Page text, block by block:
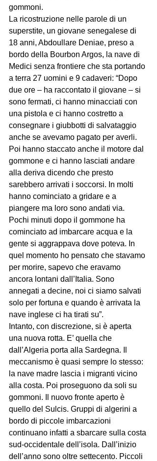
gommoni.
La ricostruzione nelle parole di un
superstite, un giovane senegalese di
18 anni, Abdoullare Deniae, preso a
bordo della Bourbon Argos, la nave di
Medici senza frontiere che sta portando
a terra 27 uomini e 9 cadaveri: “Dopo
due ore – ha raccontato il giovane – si
sono fermati, ci hanno minacciati con
una pistola e ci hanno costretto a
consegnare i giubbotti di salvataggio
anche se avevamo pagato per averli.
Poi hanno staccato anche il motore dal
gommone e ci hanno lasciati andare
alla deriva dicendo che presto
sarebbero arrivati i soccorsi. In molti
hanno cominciato a gridare e a
piangere ma loro sono andati via.
Pochi minuti dopo il gommone ha
cominciato ad imbarcare acqua e la
gente si aggrappava dove poteva. In
quel momento ho pensato che stavamo
per morire, sapevo che eravamo
ancora lontani dall’Italia. Sono
annegati a decine, noi ci siamo salvati
solo per fortuna e quando è arrivata la
nave inglese ci ha tirati su”.
Intanto, con discrezione, si è aperta
una nuova rotta. E’ quella che
dall’Algeria porta alla Sardegna. Il
meccanismo è quasi sempre lo stesso:
la nave madre lascia i migranti vicino
alla costa. Poi proseguono da soli su
gommoni. Il nuovo fronte aperto è
quello del Sulcis. Gruppi di algerini a
bordo di piccole imbarcazioni
continuano infatti a sbarcare sulla costa
sud-occidentale dell’isola. Dall’inizio
dell’anno sono oltre settecento. Piccoli